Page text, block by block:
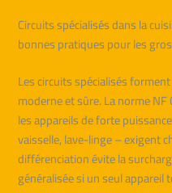
Circuits spécialisés dans la
bonnes pratiques pour les
Les circuits spécialisés
moderne et sûre. La norme
les appareils de forte
vaisselle, lave-linge – exigent
différenciation évite la
généralisée si un seul appareil